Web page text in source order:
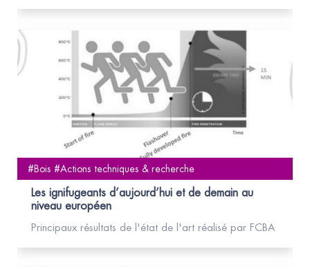
#Bois #Actions techniques & recherche
Les ignifugeants d’aujourd’hui et de demain au
niveau européen
Principaux résultats de l'état de l'art réalisé par FCBA